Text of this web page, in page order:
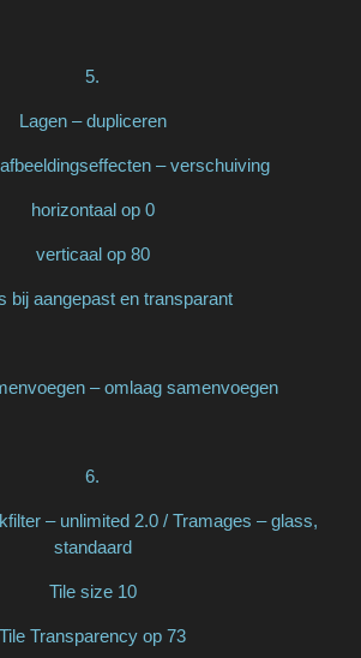
5.
Lagen – dupliceren
– verschuiving
horizontaal op 0
verticaal op 80
bij aangepast en transparant
– omlaag samenvoegen
6.
– unlimited 2.0 / Tramages – glass,
standaard
Tile size 10
Tile Transparency op 73